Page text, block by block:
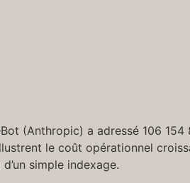
(Anthropic) a adressé 106
le coût opérationnel
simple indexage.